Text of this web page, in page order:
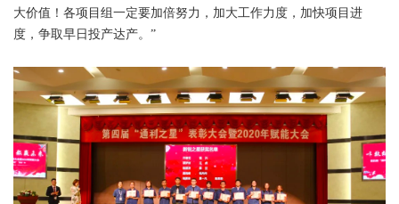
大价值！各项目组一定要加倍努力，加大工作力度，加快项目进
度，争取早日投产达产。”